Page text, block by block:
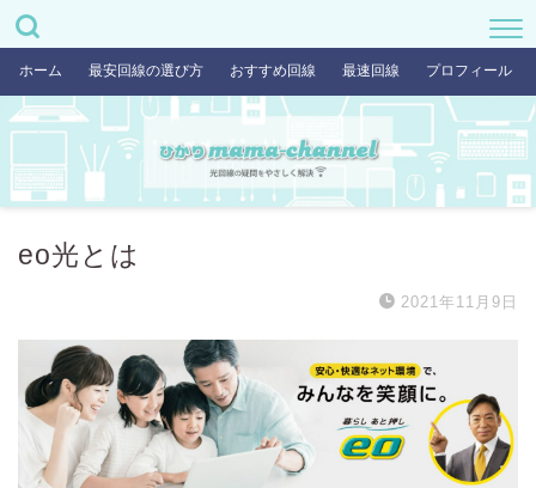
ホーム 最安回線の選び方 おすすめ回線 最速回線 プロフィール
eo光とは
2021年11月9日